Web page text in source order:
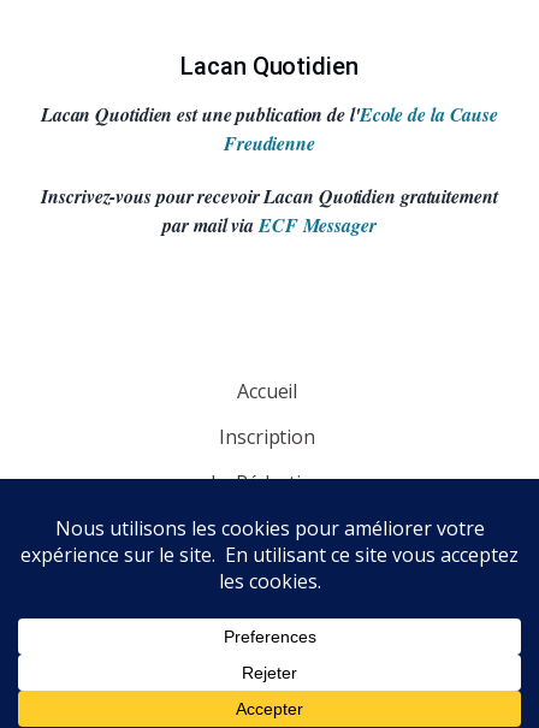
Lacan Quotidien
Lacan Quotidien est une publication de l'Ecole de la Cause
Freudienne
Inscrivez-vous pour recevoir Lacan Quotidien gratuitement
par mail viaECF Messager
Accueil
Inscription
La Rédaction
Panorama